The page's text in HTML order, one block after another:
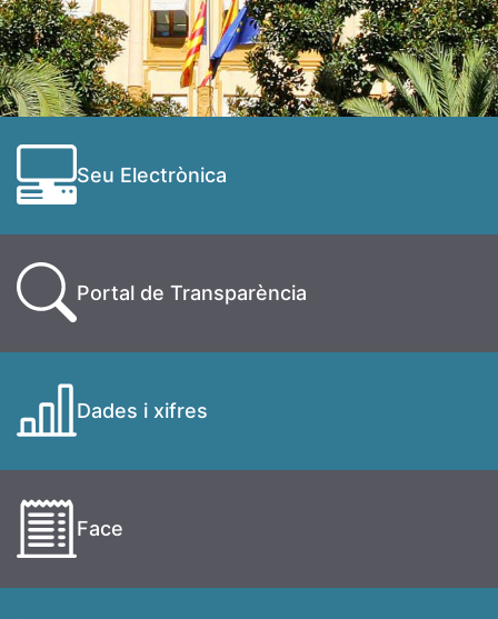
Seu Electrònica
Portal de Transparència
Dades i xifres
Face